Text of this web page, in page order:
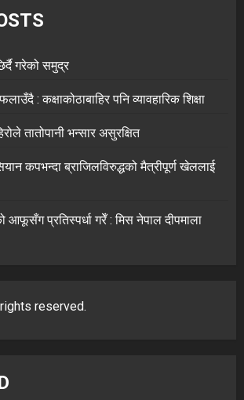
गरेको समुद्र
: कक्षाकोठाबाहिर पनि व्यावहारिक शिक्षा
तातोपानी भन्सार असुरक्षित
कपभन्दा ब्राजिलविरुद्धको मैत्रीपूर्ण खेललाई
आफूसँग प्रतिस्पर्धा गरेँ : मिस नेपाल दीपमाला
reserved.